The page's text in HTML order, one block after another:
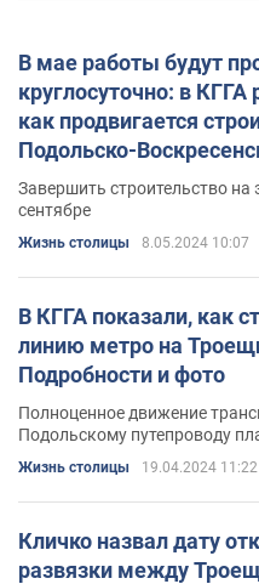
В мае работы будут
круглосуточно: в КГГА
как продвигается
Подольско-
Завершить строительство на
сентябре
Жизнь столицы 8.05.2024 10:07
В КГГА показали, как
линию метро на
Подробности и фото
Полноценное движение
Подольскому путепроводу
Жизнь столицы 19.04.2024 11:22
Кличко назвал дату
развязки между